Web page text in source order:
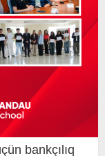
bankçılıq